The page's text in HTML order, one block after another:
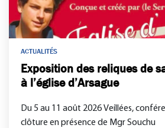
ACTUALITÉS
Exposition des reliques de
à l’église d’Arsague
Du 5 au 11 août 2026 Veillées,
clôture en présence de Mgr Souchu